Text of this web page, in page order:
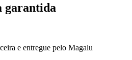
garantida
e entregue pelo Magalu